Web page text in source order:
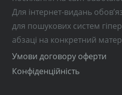
Для інтернет-видань
для пошукових систем
абзаці на конкретний
Умови договору оферти
Конфіденційність